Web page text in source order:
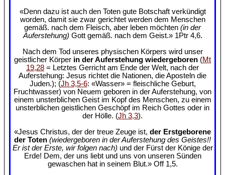
«Denn dazu ist auch den Toten gute Botschaft verkündigt
worden, damit sie zwar gerichtet werden dem Menschen
gemäß. nach dem Fleisch, aber leben möchten (in der
Auferstehung) Gott gemäß. nach dem Geist.» 1Ptr 4,6.
Nach dem Tod unseres physischen Körpers wird unser
geistlicher Körper in der Auferstehung wiedergeboren (Mt
19,28 = Letztes Gerricht am Ende der Welt, nach der
Auferstehung: Jesus richtet die Nationen, die Aposteln die
Juden.); (Jh 3,5-6: «Wasser» = fleischliche Geburt,
Fruchtwasser) von Neuem geboren in der Auferstehung, von
einem unsterblichen Geist im Kopf des Menschen, zu einem
unsterblichen geistlichen Geschöpf im Reich Gottes oder in
der Hölle. (Jh 3,3).
«Jesus Christus, der der treue Zeuge ist, der Erstgeborene
der Toten (wiedergeboren in der Auferstehung des Geistes!!
Er ist der Erste, wir folgen nach) und der Fürst der Könige der
Erde! Dem, der uns liebt und uns von unseren Sünden
gewaschen hat in seinem Blut.» Off 1,5.